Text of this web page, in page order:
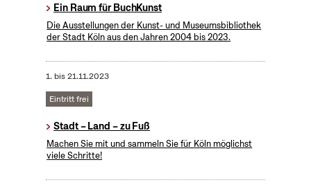
Ein Raum für BuchKunst
Die Ausstellungen der Kunst- und Museumsbibliothek
der Stadt Köln aus den Jahren 2004 bis 2023.
1. bis21.11.2023
Eintritt frei
Stadt – Land – zu Fuß
Machen Sie mit und sammeln Sie für Köln möglichst
viele Schritte!